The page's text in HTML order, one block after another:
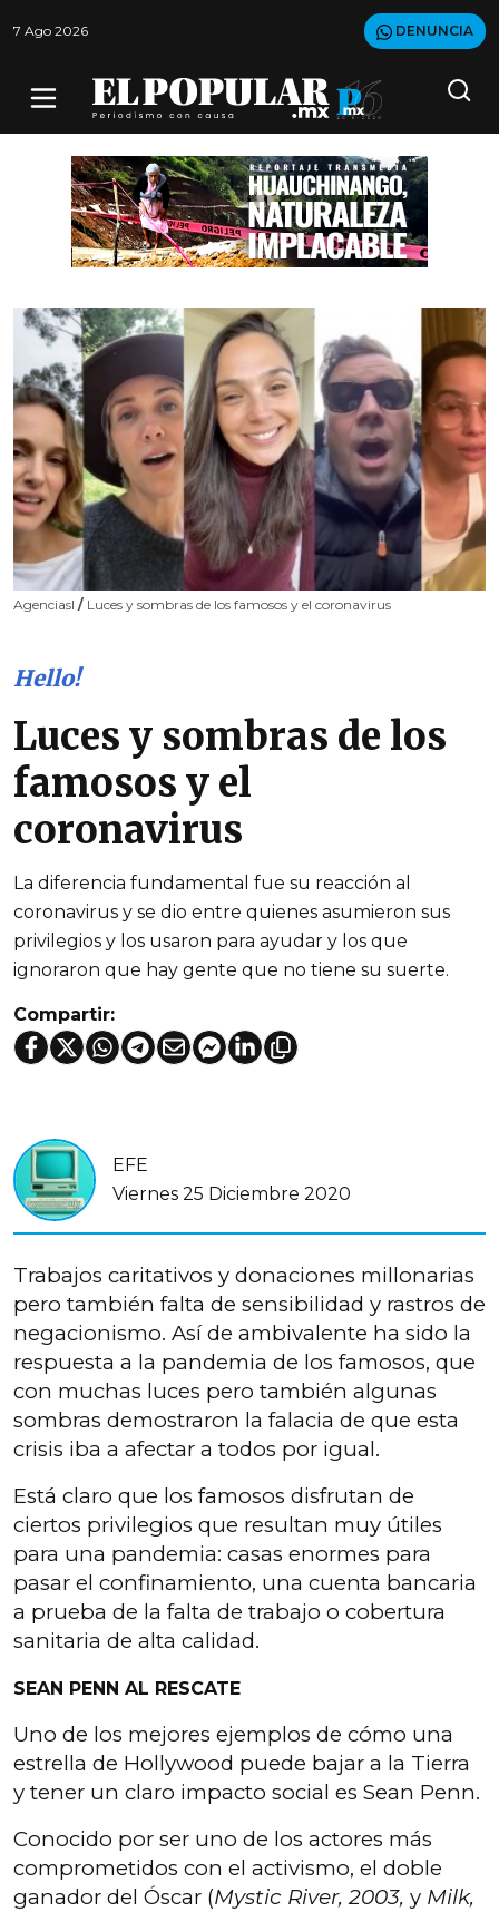
7 Ago 2026 DENUNCIA
AgenciasI / Luces y sombras de los famosos y el coronavirus
Hello!
Luces y sombras de los
famosos y el
coronavirus
La diferencia fundamental fue su reacción al
coronavirus y se dio entre quienes asumieron sus
privilegios y los usaron para ayudar y los que
ignoraron que hay gente que no tiene su suerte.
Compartir:
EFE
Viernes 25 Diciembre 2020
Trabajos caritativos y donaciones millonarias
pero también falta de sensibilidad y rastros de
negacionismo. Así de ambivalente ha sido la
respuesta a la pandemia de los famosos, que
con muchas luces pero también algunas
sombras demostraron la falacia de que esta
crisis iba a afectar a todos por igual.
Está claro que los famosos disfrutan de
ciertos privilegios que resultan muy útiles
para una pandemia: casas enormes para
pasar el confinamiento, una cuenta bancaria
a prueba de la falta de trabajo o cobertura
sanitaria de alta calidad.
SEAN PENN AL RESCATE
Uno de los mejores ejemplos de cómo una
estrella de Hollywood puede bajar a la Tierra
y tener un claro impacto social es Sean Penn.
Conocido por ser uno de los actores más
comprometidos con el activismo, el doble
ganador del Óscar (Mystic River, 2003, y Milk,